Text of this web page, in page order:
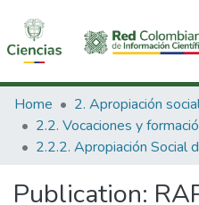
Communities & Collections
All of DSpace
Home
Publication: